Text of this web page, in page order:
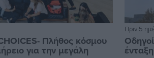
Πλήθος κόσμου
για την μεγάλη
Πριν 5